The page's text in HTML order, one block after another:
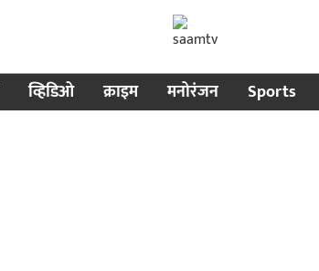
व्हिडिओ क्राइम मनोरंजन Sports